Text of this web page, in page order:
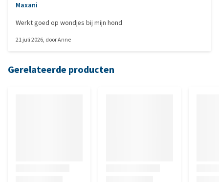
Maxani
Werkt goed op wondjes bij mijn hond
21 juli 2026, doorAnne
Gerelateerde producten